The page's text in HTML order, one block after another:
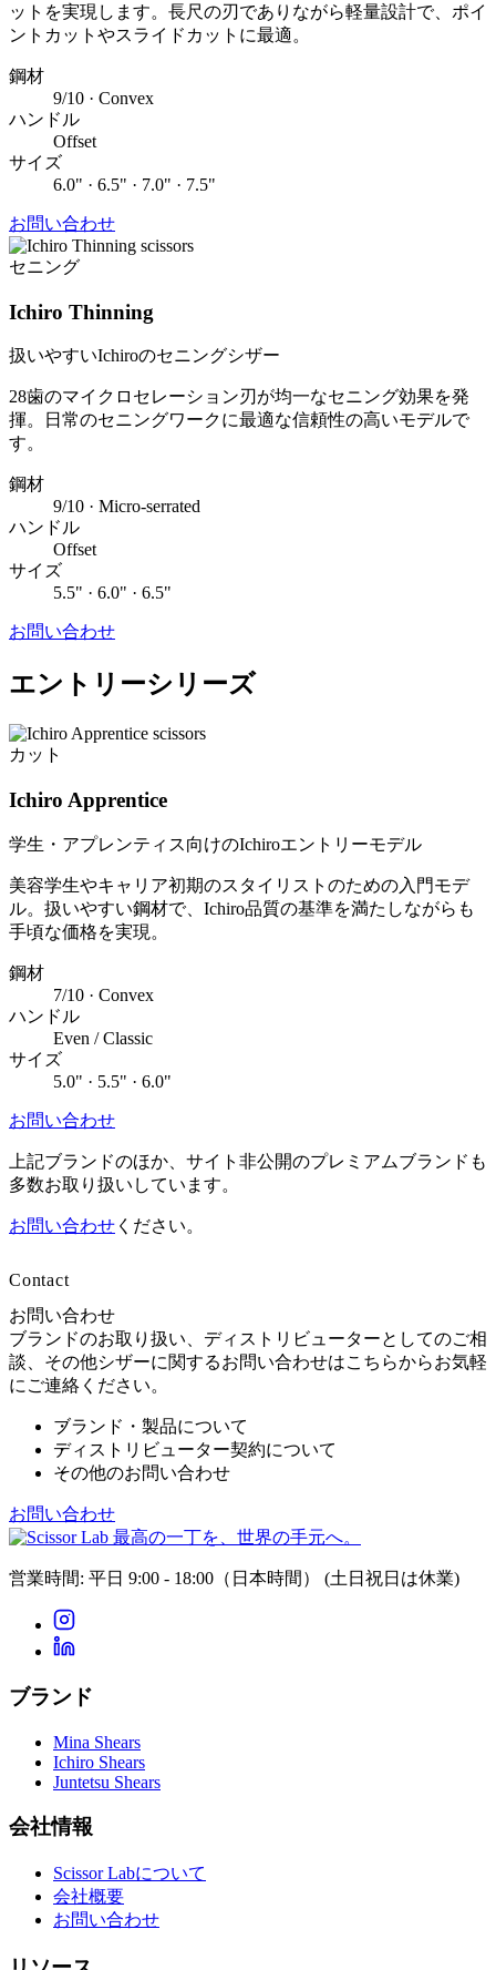
ットを実現します。長尺の刃でありながら軽量設計で、ポイ
ントカットやスライドカットに最適。
鋼材
9/10 · Convex
ハンドル
Offset
サイズ
6.0" · 6.5" · 7.0" · 7.5"
お問い合わせ
セニング
Ichiro Thinning
扱いやすいIchiroのセニングシザー
28歯のマイクロセレーション刃が均一なセニング効果を発
揮。日常のセニングワークに最適な信頼性の高いモデルで
す。
鋼材
9/10 · Micro-serrated
ハンドル
Offset
サイズ
5.5" · 6.0" · 6.5"
お問い合わせ
エントリーシリーズ
カット
Ichiro Apprentice
学生・アプレンティス向けのIchiroエントリーモデル
美容学生やキャリア初期のスタイリストのための入門モデ
ル。扱いやすい鋼材で、Ichiro品質の基準を満たしながらも
手頃な価格を実現。
鋼材
7/10 · Convex
ハンドル
Even / Classic
サイズ
5.0" · 5.5" · 6.0"
お問い合わせ
上記ブランドのほか、サイト非公開のプレミアムブランドも
多数お取り扱いしています。
お問い合わせ ください。
Contact
お問い合わせ
ブランドのお取り扱い、ディストリビューターとしてのご相
談、その他シザーに関するお問い合わせはこちらからお気軽
にご連絡ください。
ブランド・製品について
ディストリビューター契約について
その他のお問い合わせ
お問い合わせ
最高の一丁を、世界の手元へ。
営業時間: 平日 9:00 - 18:00（日本時間） (土日祝日は休業)
ブランド
Mina Shears
Ichiro Shears
Juntetsu Shears
会社情報
Scissor Labについて
会社概要
お問い合わせ